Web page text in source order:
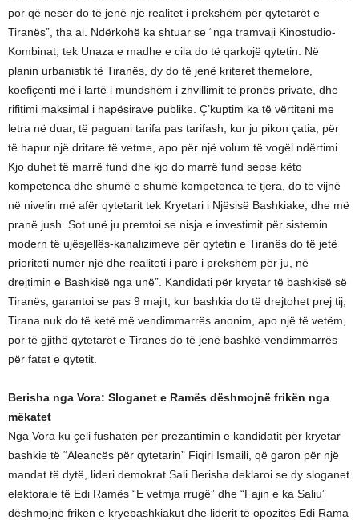
por që nesër do të jenë një realitet i prekshëm për qytetarët e
Tiranës”, tha ai. Ndërkohë ka shtuar se “nga tramvaji Kinostudio-
Kombinat, tek Unaza e madhe e cila do të qarkojë qytetin. Në
planin urbanistik të Tiranës, dy do të jenë kriteret themelore,
koefiçenti më i lartë i mundshëm i zhvillimit të pronës private, dhe
rifitimi maksimal i hapësirave publike. Ç’kuptim ka të vërtiteni me
letra në duar, të paguani tarifa pas tarifash, kur ju pikon çatia, për
të hapur një dritare të vetme, apo për një volum të vogël ndërtimi.
Kjo duhet të marrë fund dhe kjo do marrë fund sepse këto
kompetenca dhe shumë e shumë kompetenca të tjera, do të vijnë
në nivelin më afër qytetarit tek Kryetari i Njësisë Bashkiake, dhe më
pranë jush. Sot unë ju premtoi se nisja e investimit për sistemin
modern të ujësjellës-kanalizimeve për qytetin e Tiranës do të jetë
prioriteti numër një dhe realiteti i parë i prekshëm për ju, në
drejtimin e Bashkisë nga unë”. Kandidati për kryetar të bashkisë së
Tiranës, garantoi se pas 9 majit, kur bashkia do të drejtohet prej tij,
Tirana nuk do të ketë më vendimmarrës anonim, apo një të vetëm,
por të gjithë qytetarët e Tiranes do të jenë bashkë-vendimmarrës
për fatet e qytetit.
Berisha nga Vora: Sloganet e Ramës dëshmojnë frikën nga
mëkatet
Nga Vora ku çeli fushatën për prezantimin e kandidatit për kryetar
bashkie të “Aleancës për qytetarin” Fiqiri Ismaili, që garon për një
mandat të dytë, lideri demokrat Sali Berisha deklaroi se dy sloganet
elektorale të Edi Ramës “E vetmja rrugë” dhe “Fajin e ka Saliu”
dëshmojnë frikën e kryebashkiakut dhe liderit të opozitës Edi Rama